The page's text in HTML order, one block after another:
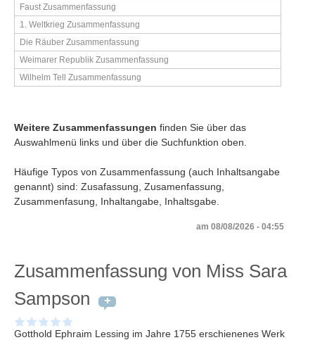
Faust Zusammenfassung
1. Weltkrieg Zusammenfassung
Die Räuber Zusammenfassung
Weimarer Republik Zusammenfassung
Wilhelm Tell Zusammenfassung
Weitere Zusammenfassungen finden Sie über das
Auswahlmenü links und über die Suchfunktion oben.
Häufige Typos von Zusammenfassung (auch Inhaltsangabe
genannt) sind: Zusafassung, Zusamenfassung,
Zusammenfasung, Inhaltangabe, Inhaltsgabe.
am 08/08/2026 - 04:55
Zusammenfassung von Miss Sara
Sampson
Gotthold Ephraim Lessing im Jahre 1755 erschienenes Werk